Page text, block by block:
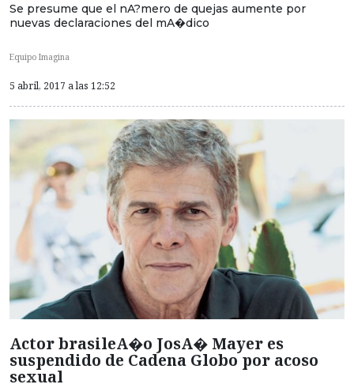
Se presume que el nA?mero de quejas aumente por
nuevas declaraciones del mA�dico
Equipo Imagina
5 abril, 2017 a las 12:52
Actor brasileA�o JosA� Mayer es
suspendido de Cadena Globo por acoso
sexual